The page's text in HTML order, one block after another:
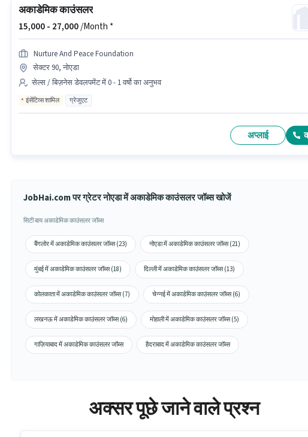
अकाडेमिक काउंसलर
15,000 - 27,000/Month *
Nurture And Peace Foundation
सेक्टर 90, नोएडा
सेल्स / बिज़नेस डेवलपमेंट में 0 - 1 वर्षो का अनुभव
इंसेंटिव्स शामिल ग्रेजुएट
अप्लाई
JobHai.com पर ग्रेटर नोएडा में अकाडेमिक काउंसलर जॉब्स खोजें
सिटी बाय अकाडेमिक काउंसलर जॉब्स
बैंगलोर में अकाडेमिक काउंसलर जॉब्स (23) नोएडा में अकाडेमिक काउंसलर जॉब्स (21)
मुंबई में अकाडेमिक काउंसलर जॉब्स (18) दिल्ली में अकाडेमिक काउंसलर जॉब्स (13)
कोलकाता में अकाडेमिक काउंसलर जॉब्स (7) चेन्नई में अकाडेमिक काउंसलर जॉब्स (6)
लखनऊ में अकाडेमिक काउंसलर जॉब्स (6) मोहाली में अकाडेमिक काउंसलर जॉब्स (5)
गाज़ियाबाद में अकाडेमिक काउंसलर जॉब्स हैदराबाद में अकाडेमिक काउंसलर जॉब्स
अक्सर पूछे जाने वाले प्रश्न